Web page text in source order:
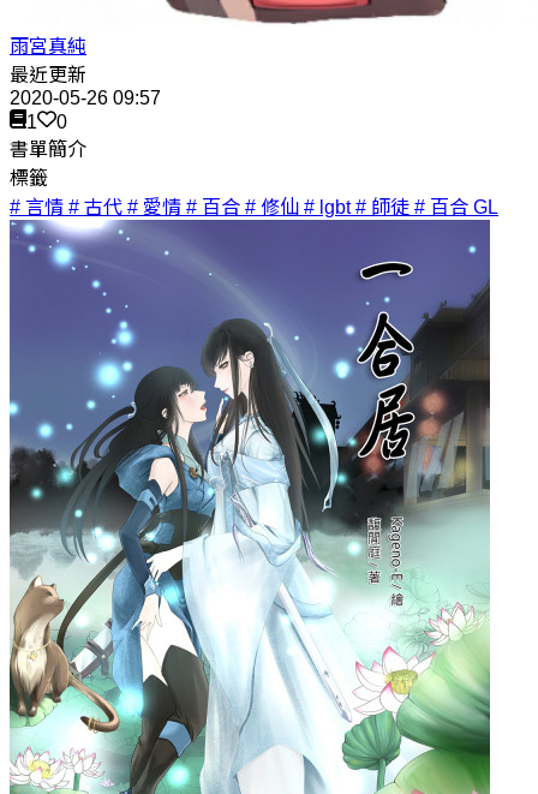
雨宮真純
最近更新
2020-05-26 09:57
1
0
書單簡介
標籤
# 言情 # 古代 # 愛情 # 百合 # 修仙 # lgbt# 師徒 # 百合 GL